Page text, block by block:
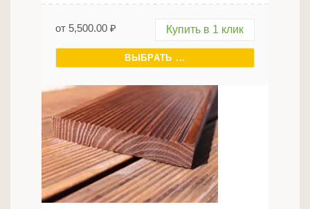
от 5,500.00 ₽ Купить в 1 клик
ВЫБРАТЬ ...